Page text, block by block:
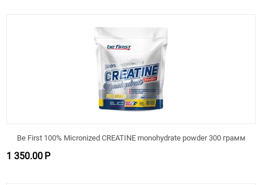
Be First 100% Micronized CREATINE monohydrate powder 300 грамм
1 350.00 Р